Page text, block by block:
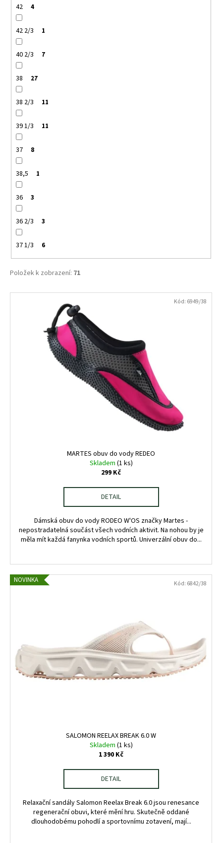
42 4
42 2/3 1
40 2/3 7
38 27
38 2/3 11
39 1/3 11
37 8
38,5 1
36 3
36 2/3 3
37 1/3 6
Položek k zobrazení: 71
V
MARTES obuv do vody REDEO
Skladem (1 ks)
299 Kč
DETAIL
Dámská obuv do vody RODEO W'OS značky Martes -
nepostradatelná součást všech vodních aktivit. Na nohou by je
měla mít každá fanynka vodních sportů. Univerzální obuv do...
Kód: 6949/38
NOVINKA
SALOMON REELAX BREAK 6.0 W
Skladem (1 ks)
1 390 Kč
DETAIL
Relaxační sandály Salomon Reelax Break 6.0 jsou renesance
regenerační obuvi, které mění hru. Skutečně oddané
dlouhodobému pohodlí a sportovnímu zotavení, mají...
Kód: 6842/38